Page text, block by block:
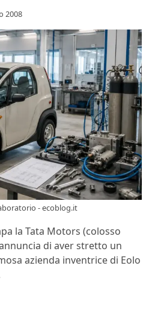
2008
- ecoblog.it
la Tata Motors (colosso
di aver stretto un
azienda inventrice di Eolo